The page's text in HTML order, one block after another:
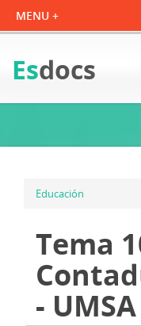
Esdocs
Educación
Tema
- UMSA